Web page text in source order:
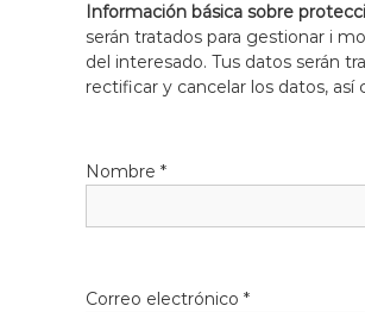
Información básica sobre
serán tratados para gestionar i
del interesado. Tus datos serán
rectificar y cancelar los datos,
Nombre *
Correo electrónico *